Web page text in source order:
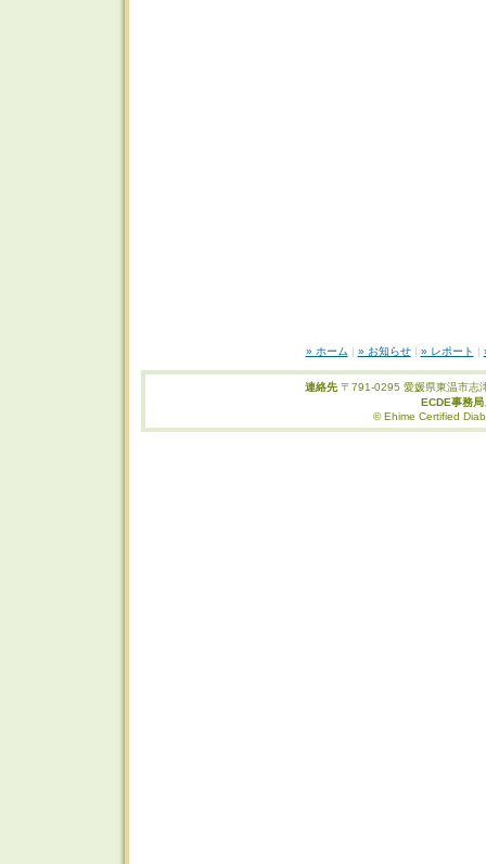
» ホーム | » お知らせ| » レポート |
連絡先 〒791-0295 愛媛県東温市志
ECDE事務
© Ehime Certified